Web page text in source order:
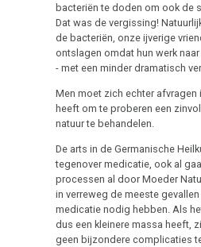
Hamerse
Hormonen
Kiembladen
Sclerose
Epilepsie
Parkinson
bacteriën te doden om ook de
Dat was de vergissing!
de bacteriën, onze ijverige
ontslagen omdat hun werk
- met een minder dramatisch
Men moet zich echter afvragen
heeft om te proberen een
natuur te behandelen.
De arts in de Germanische
tegenover medicatie, ook al
processen al door Moeder
in verreweg de meeste
medicatie nodig hebben. Als
dus een kleinere massa heeft,
geen bijzondere complicaties